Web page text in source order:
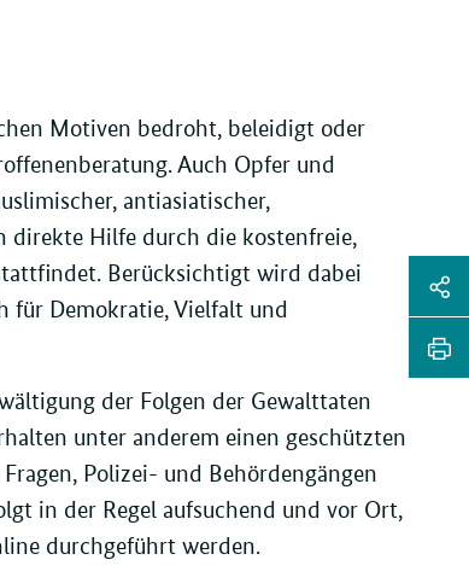
Motiven bedroht, beleidigt oder
Auch Opfer und
antiasiatischer,
direkte Hilfe durch die kostenfreie,
Berücksichtigt wird dabei
für Demokratie, Vielfalt und
der Folgen der Gewalttaten
unter anderem einen geschützten
Polizei- und Behördengängen
in der Regel aufsuchend und vor Ort,
durchgeführt werden.